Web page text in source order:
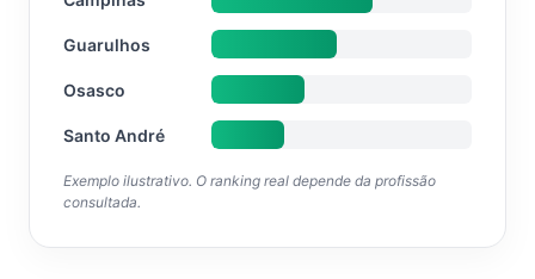
Guarulhos
Osasco
Santo André
Exemplo ilustrativo. O ranking real depende da profissão
consultada.